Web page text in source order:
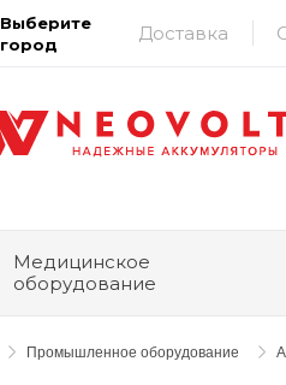
Выберите
город
Доставка
Медицинское
оборудование
Промышленное оборудование